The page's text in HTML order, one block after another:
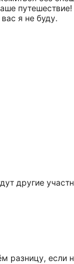
я не буду.
другие
разницу, если